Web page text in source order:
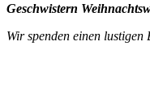
Geschwistern
Wir spenden einen lustigen